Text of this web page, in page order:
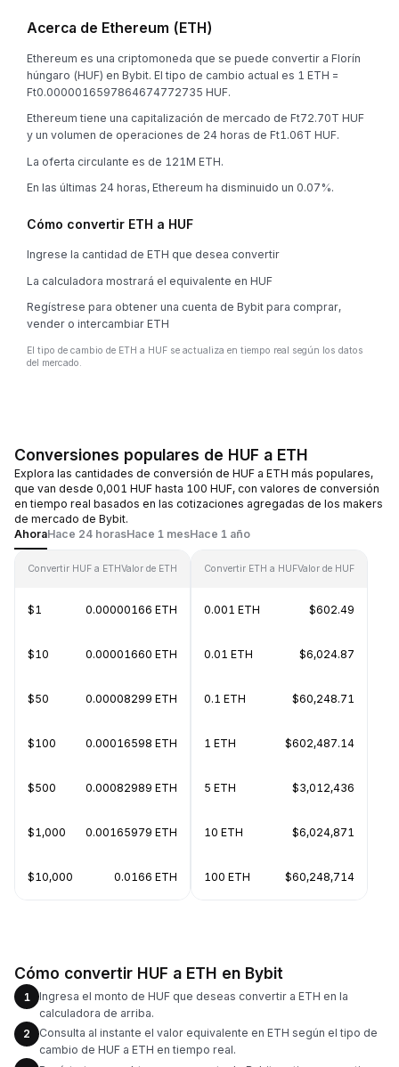
Acerca de Ethereum (ETH)
Ethereum es una criptomoneda que se puede convertir a Florín
húngaro (HUF) en Bybit. El tipo de cambio actual es 1 ETH =
Ft0.0000016597864674772735 HUF.
Ethereum tiene una capitalización de mercado de Ft72.70T HUF
y un volumen de operaciones de 24 horas de Ft1.06T HUF.
La oferta circulante es de 121M ETH.
En las últimas 24 horas, Ethereum ha disminuido un 0.07%.
Cómo convertir ETH a HUF
Ingrese la cantidad de ETH que desea convertir
La calculadora mostrará el equivalente en HUF
Regístrese para obtener una cuenta de Bybit para comprar,
vender o intercambiar ETH
El tipo de cambio de ETH a HUF se actualiza en tiempo real según los datos
del mercado.
Conversiones populares de HUF a ETH
Explora las cantidades de conversión de HUF a ETH más populares,
que van desde 0,001 HUF hasta 100 HUF, con valores de conversión
en tiempo real basados en las cotizaciones agregadas de los makers
de mercado de Bybit.
AhoraHace 24 horasHace 1 mesHace 1 año
Convertir HUF a ETHValor de ETH
$1 0.00000166 ETH
$10 0.00001660 ETH
$50 0.00008299 ETH
$100 0.00016598 ETH
$500 0.00082989 ETH
$1,000 0.00165979 ETH
$10,000 0.0166 ETH
Convertir ETH a HUFValor de HUF
0.001 ETH $602.49
0.01 ETH $6,024.87
0.1 ETH $60,248.71
1 ETH $602,487.14
5 ETH $3,012,436
10 ETH $6,024,871
100 ETH $60,248,714
Cómo convertir HUF a ETH en Bybit
1
Ingresa el monto de HUF que deseas convertir a ETH en la
calculadora de arriba.
2
Consulta al instante el valor equivalente en ETH según el tipo de
cambio de HUF a ETH en tiempo real.